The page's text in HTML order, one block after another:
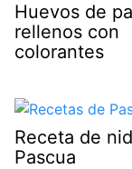
Huevos de
rellenos con
colorantes
Receta de
Pascua